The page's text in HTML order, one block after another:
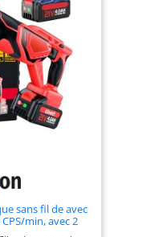
sans fil de avec
min, avec 2